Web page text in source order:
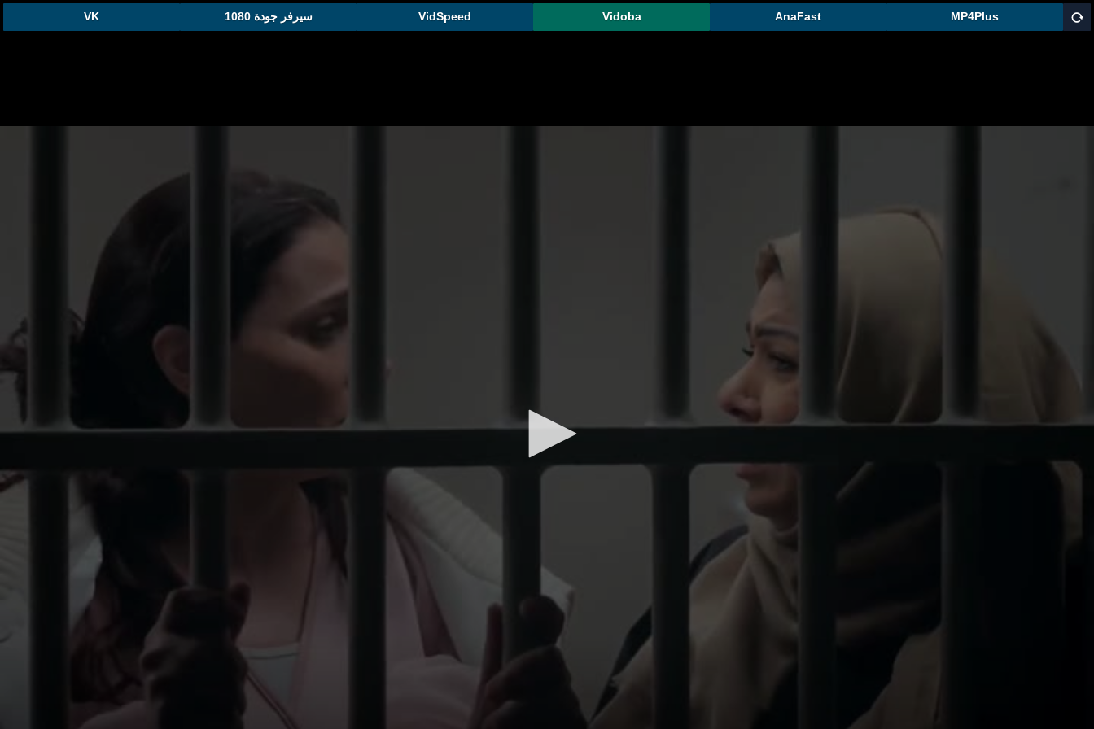
MP4Plus
AnaFast
Vidoba
VidSpeed سيرفر جودة 1080 VK